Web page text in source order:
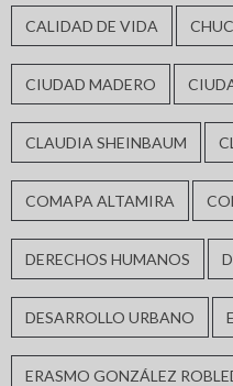
CALIDAD DE VIDA
CIUDAD MADERO
CLAUDIA SHEINBAUM
COMAPA ALTAMIRA
DERECHOS HUMANOS
DESARROLLO URBANO
ERASMO GONZÁLEZ